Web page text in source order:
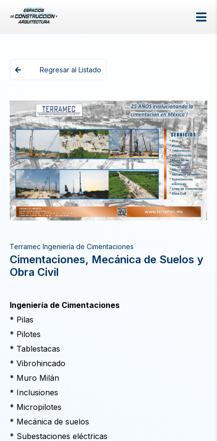
Regresar al Listado
Terramec Ingeniería de Cimentaciones
Cimentaciones, Mecánica de Suelos y
Obra Civil
Ingeniería de Cimentaciones
* Pilas
* Pilotes
* Tablestacas
* Vibrohincado
* Muro Milán
* Inclusiones
* Micropilotes
* Mecánica de suelos
* Subestaciones eléctricas